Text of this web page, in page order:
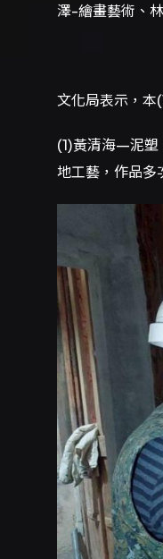
澤-繪畫藝術、
文化局表示，本
(1)黃清海—泥塑
地工藝，作品多